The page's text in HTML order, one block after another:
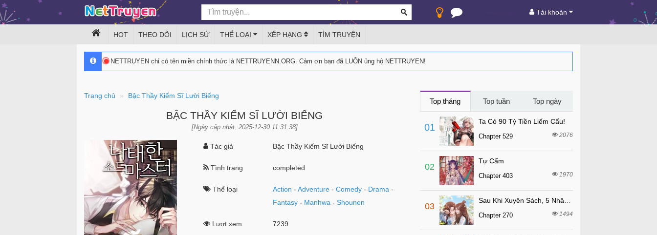
Tài khoản
HOT THEO DÕI LỊCH SỬ THỂ LOẠI XẾP HẠNG TÌM TRUYỆN
NETTRUYEN chỉ có tên miền chính thức là NETTRUYENN.ORG. Cảm ơn bạn đã LUÔN ủng hộ NETTRUYEN!
Trang chủ Bậc Thầy Kiếm Sĩ Lười Biếng
BẬC THẦY KIẾM SĨ LƯỜI BIẾNG
[Ngày cập nhật: 2025-12-30 11:31:38]
Tác giả Bậc Thầy Kiếm Sĩ Lười Biếng
Tình trạng completed
Thể loại Action -Adventure -Comedy - Drama -
Fantasy - Manhwa -Shounen
Lượt xem 7239
Top tháng Top tuần Top ngày
01
Ta Có 90 Tỷ Tiền Liếm Cẩu!
Chapter 529 2076
02
Tự Cẩm
Chapter 403 1970
03
Chapter 270 1494